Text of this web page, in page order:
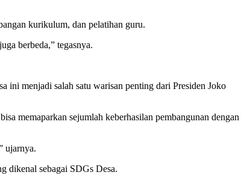
kurikulum, dan pelatihan guru.
berbeda,” tegasnya.
ini menjadi salah satu warisan penting dari Presiden Joko
memaparkan sejumlah keberhasilan pembangunan dengan
ujarnya.
dikenal sebagai SDGs Desa.